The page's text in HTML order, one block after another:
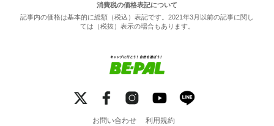
消費税の価格表記について
記事内の価格は基本的に総額（税込）表記です。2021年3月以前の記事に関し
ては（税抜）表示の場合もあります。
お問い合わせ 利用規約